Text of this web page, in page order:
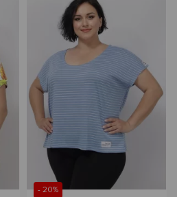
- 20%